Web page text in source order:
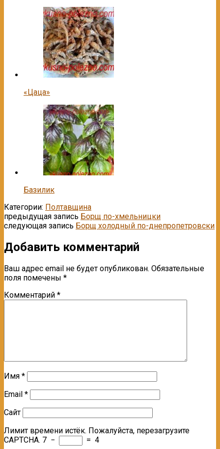
«Цаца»
Базилик
Категории: Полтавщина
предыдущая запись Борщ по-хмельницки
следующая запись Борщ холодный по-днепропетровски
Добавить комментарий
Ваш адрес email не будет опубликован. Обязательные
поля помечены *
Комментарий *
Имя *
Email *
Сайт
Лимит времени истёк. Пожалуйста, перезагрузите
CAPTCHA. 7 − = 4